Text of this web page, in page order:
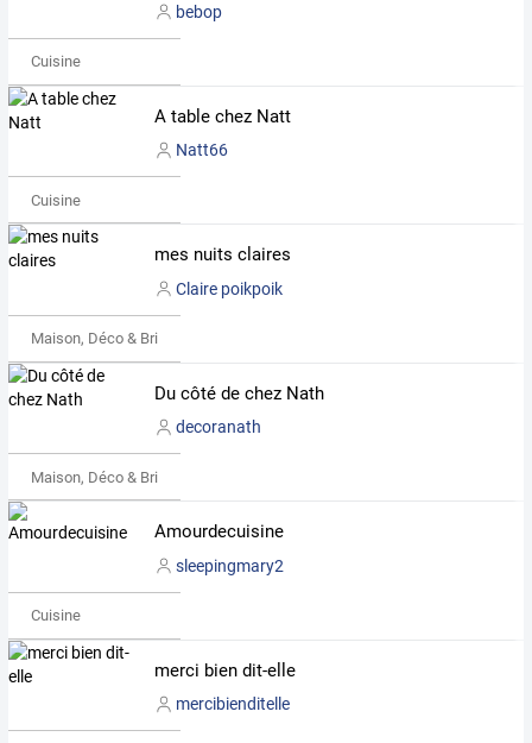
bebop
Cuisine
A table chez Natt
Natt66
Cuisine
mes nuits claires
Claire poikpoik
Maison, Déco & Bricolage
Du côté de chez Nath
decoranath
Maison, Déco & Bricolage
Amourdecuisine
sleepingmary2
Cuisine
merci bien dit-elle
mercibienditelle